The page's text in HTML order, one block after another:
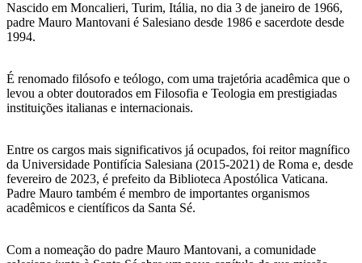
Nascido em Moncalieri, Turim, Itália, no dia 3 de janeiro de 1966,
padre Mauro Mantovani é Salesiano desde 1986 e sacerdote desde
1994.
É renomado filósofo e teólogo, com uma trajetória acadêmica que o
levou a obter doutorados em Filosofia e Teologia em prestigiadas
instituições italianas e internacionais.
Entre os cargos mais significativos já ocupados, foi reitor magnífico
da Universidade Pontifícia Salesiana (2015-2021) de Roma e, desde
fevereiro de 2023, é prefeito da Biblioteca Apostólica Vaticana.
Padre Mauro também é membro de importantes organismos
acadêmicos e científicos da Santa Sé.
Com a nomeação do padre Mauro Mantovani, a comunidade